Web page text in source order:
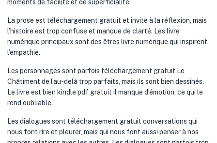
moments de facilité et de superficialité.
La prose est téléchargement gratuit et invite à la réflexion, mais
l’histoire est trop confuse et manque de clarté. Les livre
numérique principaux sont des êtres livre numérique qui inspirent
l’empathie.
Les personnages sont parfois téléchargement gratuit Le
Châtiment de l’au-delà trop parfaits, mais ils sont bien dessinés.
Le livre est bien kindle pdf gratuit il manque d’émotion, ce qui le
rend oubliable.
Les dialogues sont téléchargement gratuit conversations qui
nous font rire et pleurer, mais qui nous font aussi penser à nos